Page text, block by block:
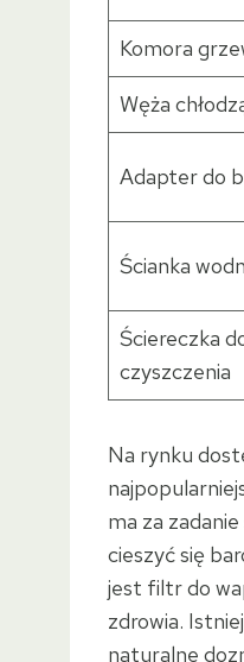
Komora
Węża
Adapter do
Ścianka
Ściereczka
czyszczenia
Na rynku
ma za
cieszyć się
jest filtr do
zdrowia.
naturalne